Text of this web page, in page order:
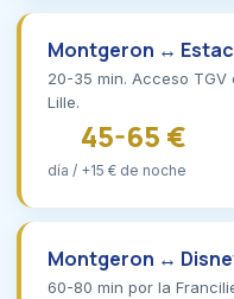
Montgeron ↔
20-35 min. Acceso TGV
Lille.
45-65 €
día / +15 € de noche
Montgeron ↔
60-80 min por la